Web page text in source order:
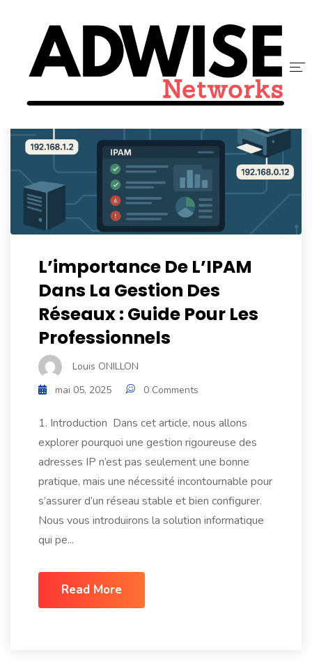
ADWISE
SERVICES
NOUS REJOINDRE
BLOG
PODCAST
L’importance De L’IPAM
Dans La Gestion Des
Réseaux : Guide Pour Les
Professionnels
Louis ONILLON
mai 05, 2025
0 Comments
1. Introduction Dans cet article, nous allons
explorer pourquoi une gestion rigoureuse des
adresses IP n’est pas seulement une bonne
pratique, mais une nécessité incontournable pour
s’assurer d’un réseau stable et bien configurer.
Nous vous introduirons la solution informatique
qui pe...
Read More